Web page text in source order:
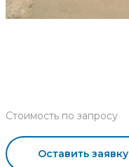
Стоимость по запросу
Оставить заявку